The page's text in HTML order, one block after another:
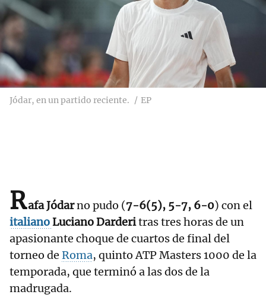
Jódar, en un partido reciente. EP
Rafa Jódarno pudo (7-6(5), 5-7, 6-0) con el
italianoLuciano Darderitras tres horas de un
apasionante choque de cuartos de final del
torneo de Roma, quinto ATP Masters 1000 de la
temporada, que terminó a las dos de la
madrugada.